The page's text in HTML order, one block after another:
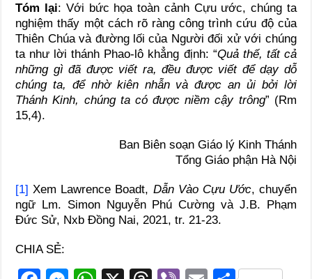
Tóm lại: Với bức họa toàn cảnh Cựu ước, chúng ta
nghiệm thấy một cách rõ ràng công trình cứu độ của
Thiên Chúa và đường lối của Người đối xử với chúng
ta như lời thánh Phao-lô khẳng định: “Quả thế, tất cả
những gì đã được viết ra, đều được viết để dạy dỗ
chúng ta, để nhờ kiên nhẫn và được an ủi bởi lời
Thánh Kinh, chúng ta có được niềm cậy trông” (Rm
15,4).
Ban Biên soạn Giáo lý Kinh Thánh
Tổng Giáo phận Hà Nội
[1] Xem Lawrence Boadt, Dẫn Vào Cựu Ước, chuyển
ngữ Lm. Simon Nguyễn Phú Cường và J.B. Phạm
Đức Sử, Nxb Đồng Nai, 2021, tr. 21-23.
CHIA SẺ: